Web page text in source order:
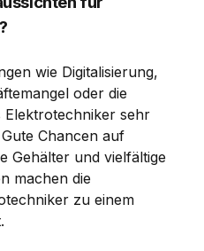
wie Digitalisierung,
oder die
Elektrotechniker sehr
Chancen auf
Gehälter und vielfältige
machen die
zu einem